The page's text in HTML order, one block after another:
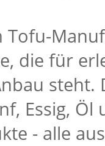
Tofu-
die für
Essig,
- alle